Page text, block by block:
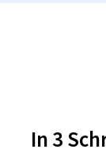
In 3